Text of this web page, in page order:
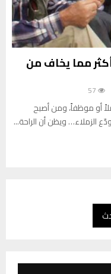
مما يخاف من
57
أو موظفاً، ومن أصبح
الزملاء… ويظن أن الراحة...